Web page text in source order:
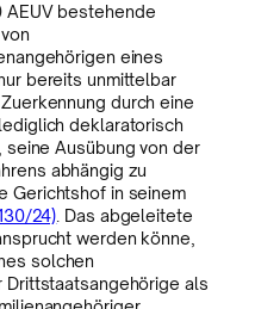
AEUV bestehende
eines
bereits unmittelbar
durch eine
deklaratorisch
Ausübung von der
abhängig zu
Gerichtshof in seinem
24) . Das abgeleitete
werden könne,
solchen
als